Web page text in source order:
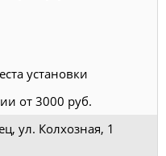
установки
от 3000 руб.
ул. Колхозная, 1